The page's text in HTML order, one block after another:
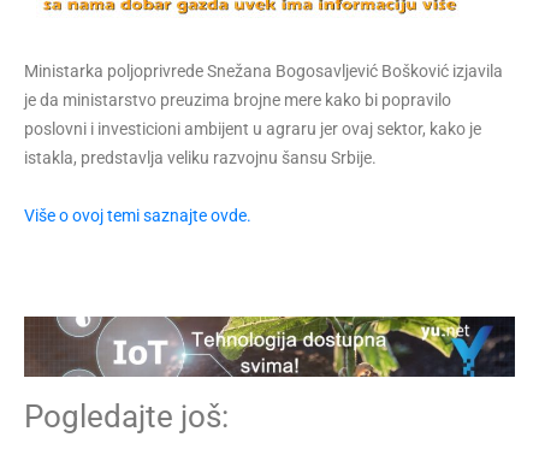
Ministarka poljoprivrede Snežana Bogosavljević Bošković izjavila
je da ministarstvo preuzima brojne mere kako bi popravilo
poslovni i investicioni ambijent u agraru jer ovaj sektor, kako je
istakla, predstavlja veliku razvojnu šansu Srbije.
Više o ovoj temi saznajte ovde.
Pogledajte još: